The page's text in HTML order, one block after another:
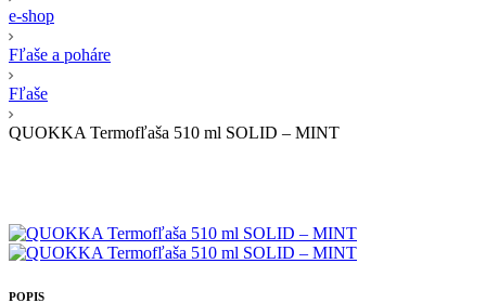
e-shop
Fľaše a poháre
Fľaše
QUOKKA Termofľaša 510 ml SOLID – MINT
POPIS